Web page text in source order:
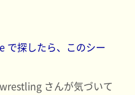
で探したら、このシー
さんが気づいて